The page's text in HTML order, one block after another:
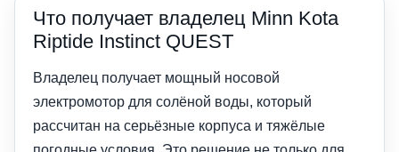
Что получает владелец Minn Kota
Riptide Instinct QUEST
Владелец получает мощный носовой
электромотор для солёной воды, который
рассчитан на серьёзные корпуса и тяжёлые